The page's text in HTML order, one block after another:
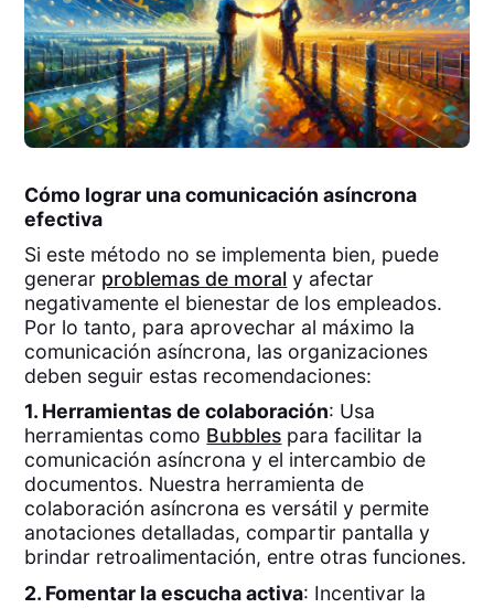
Cómo lograr una comunicación asíncrona
efectiva
Si este método no se implementa bien, puede
generar problemas de moral y afectar
negativamente el bienestar de los empleados.
Por lo tanto, para aprovechar al máximo la
comunicación asíncrona, las organizaciones
deben seguir estas recomendaciones:
1. Herramientas de colaboración: Usa
herramientas como Bubbles para facilitar la
comunicación asíncrona y el intercambio de
documentos. Nuestra herramienta de
colaboración asíncrona es versátil y permite
anotaciones detalladas, compartir pantalla y
brindar retroalimentación, entre otras funciones.
2. Fomentar la escucha activa: Incentivar la